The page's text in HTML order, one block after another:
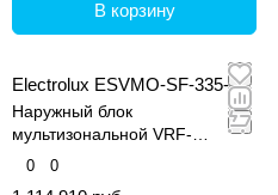
В корзину
Electrolux ESVMO-SF-335-A
Наружный блок
мультизональной VRF-
системы, серия Step Free
0 0